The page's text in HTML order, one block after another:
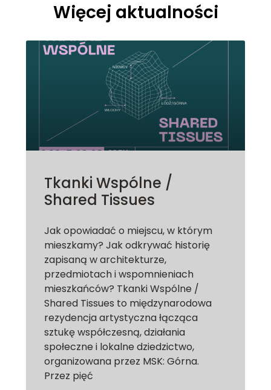
Więcej aktualności
Tkanki Wspólne /
Shared Tissues
Jak opowiadać o miejscu, w którym
mieszkamy? Jak odkrywać historię
zapisaną w architekturze,
przedmiotach i wspomnieniach
mieszkańców? Tkanki Wspólne /
Shared Tissues to międzynarodowa
rezydencja artystyczna łącząca
sztukę współczesną, działania
społeczne i lokalne dziedzictwo,
organizowana przez MSK: Górna.
Przez pięć